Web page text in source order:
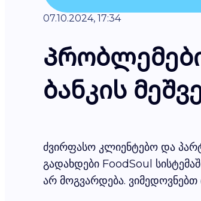
07.10.2024, 17:34
ბანკის
ძვირფასო კლიენტებო და
გადახდები FoodSoul
არ მოგვარდება. ვიმედოვნებთ